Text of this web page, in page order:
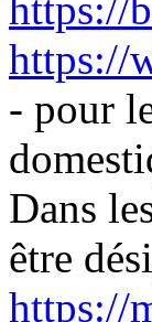
https://
https://
- pour
Dans
être
https://